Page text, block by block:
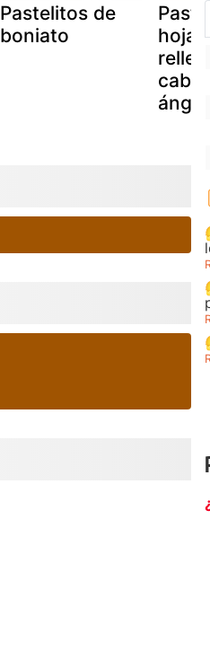
Pastelitos de
boniato
ángel